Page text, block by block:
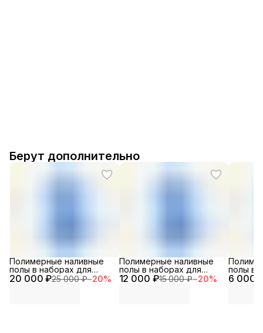
Берут дополнительно
20 000 ₽25 000 ₽−20%
Полимерные наливные
полы в наборах для
помещений
12 000 ₽15 000 ₽−20%
Полимерные наливные
полы в наборах для
помещений особого
6 000
полы в